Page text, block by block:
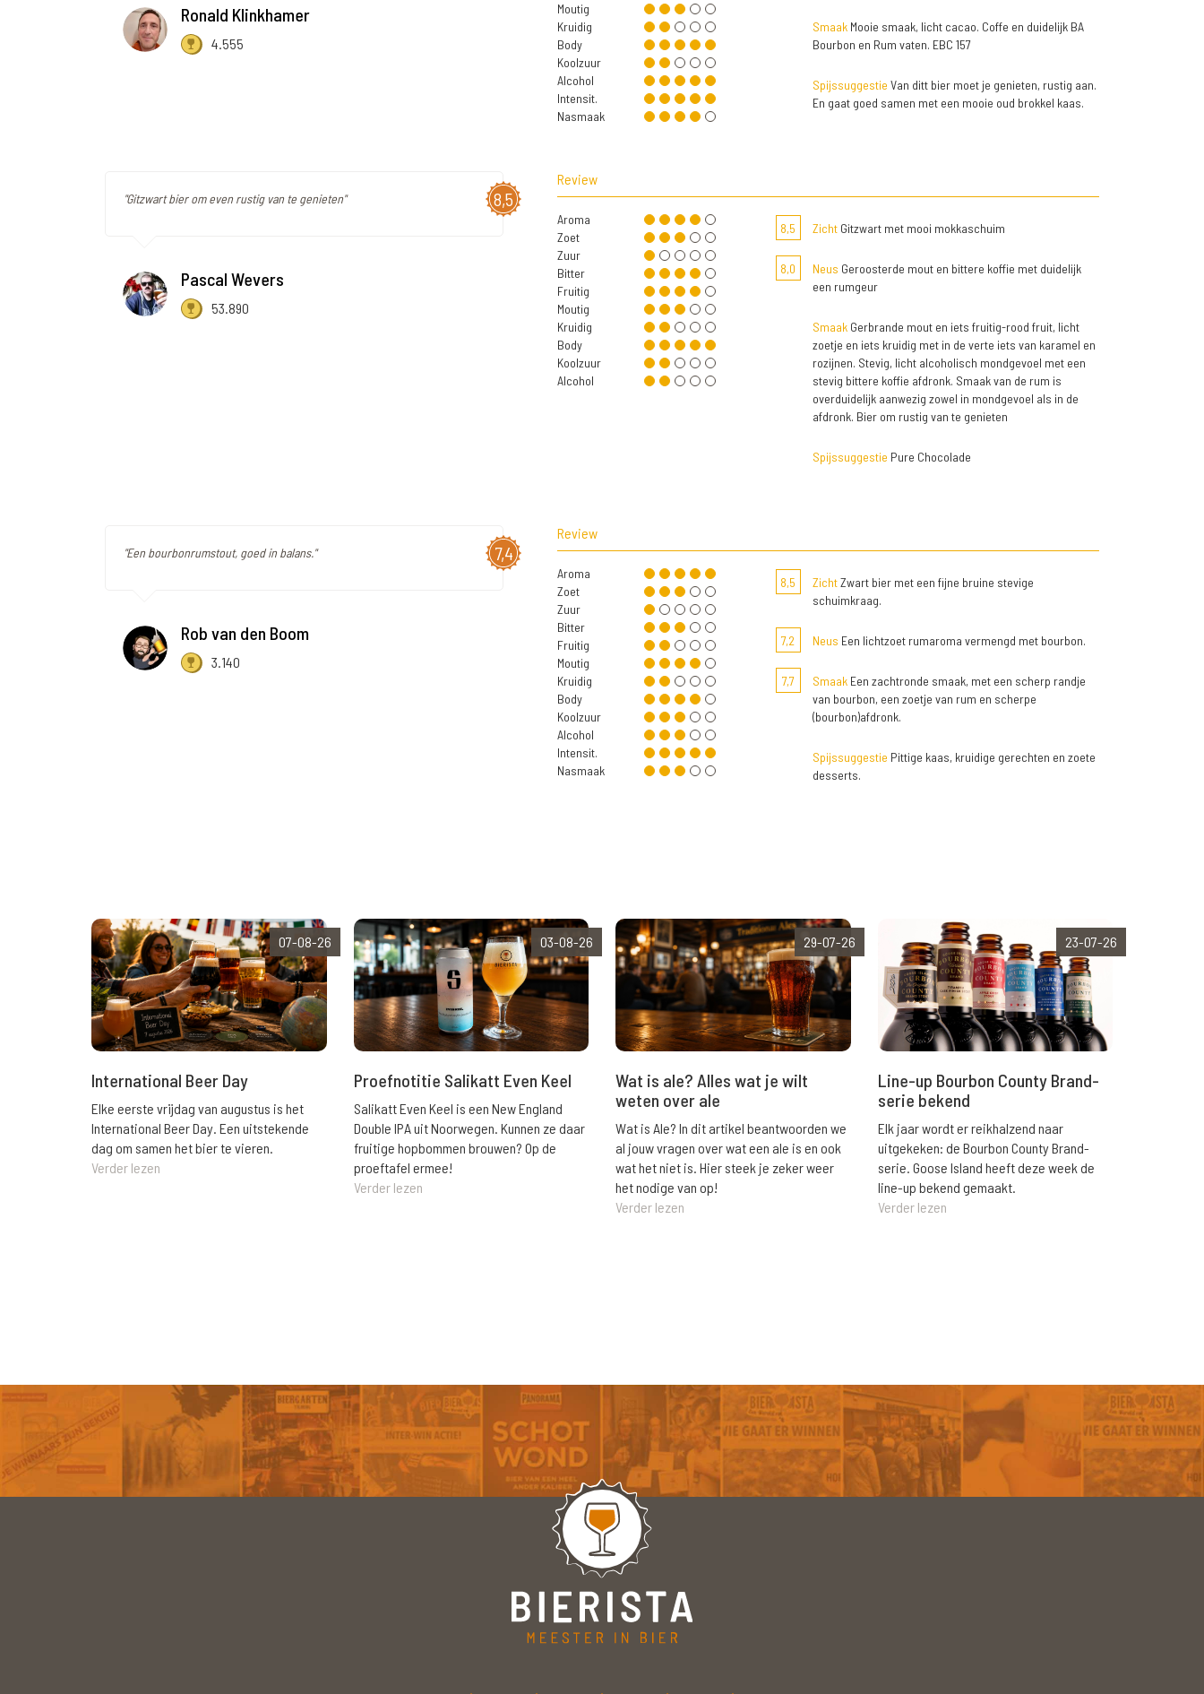
Ronald Klinkhamer
4.555
Moutig
Kruidig
Body
Koolzuur
Alcohol
Intensit.
Nasmaak
SmaakMooie smaak, licht cacao. Coffe en duidelijk BA
Bourbon en Rum vaten. EBC 157
Spijssuggestie Van ditt bier moet je genieten, rustig aan.
En gaat goed samen met een mooie oud brokkel kaas.
8,5
"Gitzwart bier om even rustig van te genieten"
Pascal Wevers
53.890
Review
Aroma
Zoet
Zuur
Bitter
Fruitig
Moutig
Kruidig
Body
Koolzuur
Alcohol
8,5 ZichtGitzwart met mooi mokkaschuim
8,0 Neus Geroosterde mout en bittere koffie met duidelijk
een rumgeur
SmaakGerbrande mout en iets fruitig-rood fruit, licht
zoetje en iets kruidig met in de verte iets van karamel en
rozijnen. Stevig, licht alcoholisch mondgevoel met een
stevig bittere koffie afdronk. Smaak van de rum is
overduidelijk aanwezig zowel in mondgevoel als in de
afdronk. Bier om rustig van te genieten
Spijssuggestie Pure Chocolade
7,4
"Een bourbonrumstout, goed in balans."
Rob van den Boom
3.140
Review
Aroma
Zoet
Zuur
Bitter
Fruitig
Moutig
Kruidig
Body
Koolzuur
Alcohol
Intensit.
Nasmaak
8,5 ZichtZwart bier met een fijne bruine stevige
schuimkraag.
7,2 Neus Een lichtzoet rumaroma vermengd met bourbon.
7,7 SmaakEen zachtronde smaak, met een scherp randje
van bourbon, een zoetje van rum en scherpe
(bourbon)afdronk.
Spijssuggestie Pittige kaas, kruidige gerechten en zoete
desserts.
07-08-26
International Beer Day
Elke eerste vrijdag van augustus is het
International Beer Day. Een uitstekende
dag om samen het bier te vieren.
Verder lezen
03-08-26
Proefnotitie Salikatt Even Keel
Salikatt Even Keel is een New England
Double IPA uit Noorwegen. Kunnen ze daar
fruitige hopbommen brouwen? Op de
proeftafel ermee!
Verder lezen
29-07-26
Wat is ale? Alles wat je wilt
weten over ale
Wat is Ale? In dit artikel beantwoorden we
al jouw vragen over wat een ale is en ook
wat het niet is. Hier steek je zeker weer
het nodige van op!
Verder lezen
23-07-26
Line-up Bourbon County Brand-
serie bekend
Elk jaar wordt er reikhalzend naar
uitgekeken: de Bourbon County Brand-
serie. Goose Island heeft deze week de
line-up bekend gemaakt.
Verder lezen